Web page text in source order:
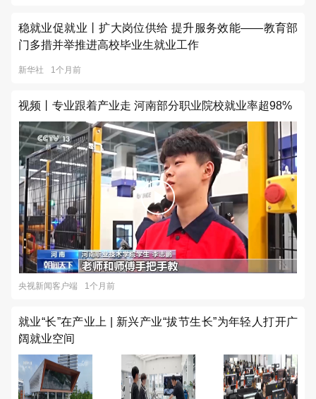
稳就业促就业丨扩大岗位供给 提升服务效能——教育部
门多措并举推进高校毕业生就业工作
新华社 1个月前
视频丨专业跟着产业走 河南部分职业院校就业率超98%
央视新闻客户端 1个月前
就业“长”在产业上 | 新兴产业“拔节生长”为年轻人打开广
阔就业空间